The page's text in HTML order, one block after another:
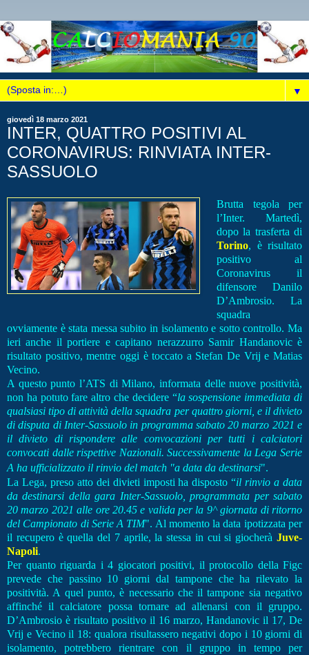
▼
giovedì 18 marzo 2021
INTER, QUATTRO POSITIVI AL
CORONAVIRUS: RINVIATA INTER-
SASSUOLO
Brutta tegola per
l’Inter. Martedì,
dopo la trasferta di
Torino, è risultato
positivo al
Coronavirus il
difensore Danilo
D’Ambrosio. La
squadra
ovviamente è stata messa subito in isolamento e sotto controllo. Ma
ieri anche il portiere e capitano nerazzurro Samir Handanovic è
risultato positivo, mentre oggi è toccato a Stefan De Vrij e Matias
Vecino.
A questo punto l’ATS di Milano, informata delle nuove positività,
non ha potuto fare altro che decidere “la sospensione immediata di
qualsiasi tipo di attività della squadra per quattro giorni, e il divieto
di disputa di Inter-Sassuolo in programma sabato 20 marzo 2021 e
il divieto di rispondere alle convocazioni per tutti i calciatori
convocati dalle rispettive Nazionali. Successivamente la Lega Serie
A ha ufficializzato il rinvio del match "a data da destinarsi".
La Lega, preso atto dei divieti imposti ha disposto “il rinvio a data
da destinarsi della gara Inter-Sassuolo, programmata per sabato
20 marzo 2021 alle ore 20.45 e valida per la 9^ giornata di ritorno
del Campionato di Serie A TIM". Al momento la data ipotizzata per
il recupero è quella del 7 aprile, la stessa in cui si giocherà Juve-
Napoli.
Per quanto riguarda i 4 giocatori positivi, il protocollo della Figc
prevede che passino 10 giorni dal tampone che ha rilevato la
positività. A quel punto, è necessario che il tampone sia negativo
affinché il calciatore possa tornare ad allenarsi con il gruppo.
D’Ambrosio è risultato positivo il 16 marzo, Handanovic il 17, De
Vrij e Vecino il 18: qualora risultassero negativi dopo i 10 giorni di
isolamento, potrebbero rientrare con il gruppo in tempo per